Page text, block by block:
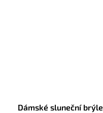
Dámské sluneční brýle